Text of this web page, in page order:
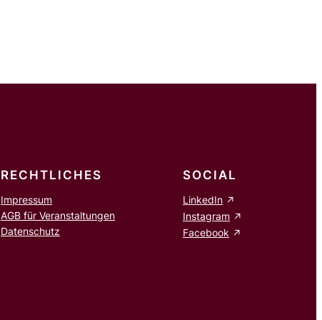
RECHTLICHES
Impressum
AGB für Veranstaltungen
Datenschutz
SOCIAL
LinkedIn
Instagram
Facebook